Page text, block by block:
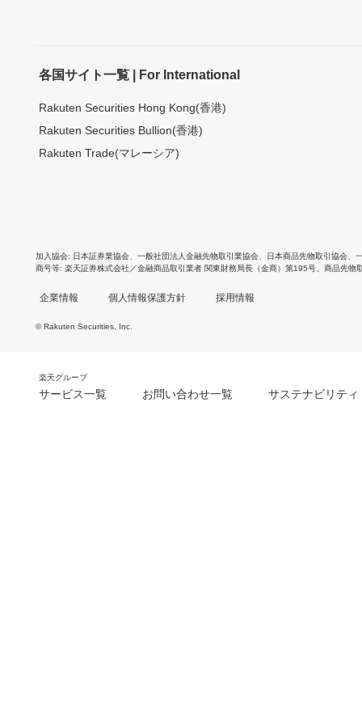
各国サイト一覧 | For International
Rakuten Securities Hong Kong(香港)
Rakuten Securities Bullion(香港)
Rakuten Trade(マレーシア)
加入協会 日本証券業協会 一般社団法人金融先物取引業協会 日本商品先物取引協会
商号等 楽天証券株式会社／金融商品取引業者 関東財務局長（金商）第195号、商品先物
企業情報 個人情報保護方針 採用情報
© Rakuten Securities, Inc.
楽天グループ
サービス一覧 お問い合わせ一覧 サステナビリティ